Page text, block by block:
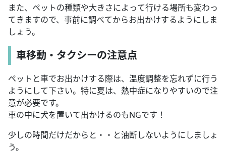
また、ペットの種類や大きさによって行ける場所も変わっ
てきますので、事前に調べてからお出かけするようにしま
しょう。
車移動・タクシーの注意点
ペットと車でお出かけする際は、温度調整を忘れずに行う
ようにして下さい。特に夏は、熱中症になりやすいので注
意が必要です。
車の中に犬を置いて出かけるのもNGです！
少しの時間だけだからと・・と油断しないようにしましょ
う。